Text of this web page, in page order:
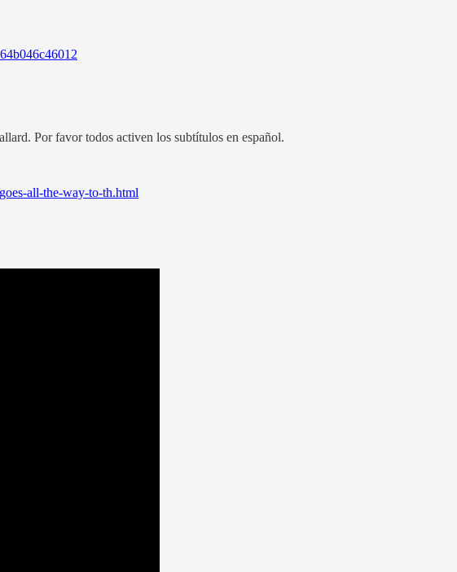
Por favor todos activen los subtítulos en español.
all-the-way-to-th.html